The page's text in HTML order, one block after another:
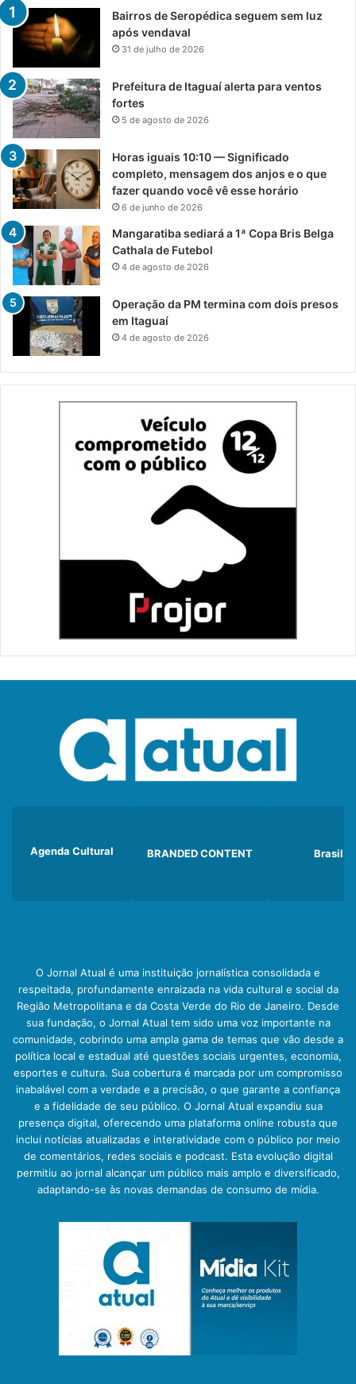
Bairros de Seropédica seguem sem luz
após vendaval
31 de julho de 2026
Prefeitura de Itaguaí alerta para ventos
fortes
5 de agosto de 2026
Horas iguais 10:10 — Significado
completo, mensagem dos anjos e o que
fazer quando você vê esse horário
6 de junho de 2026
Mangaratiba sediará a 1ª Copa Bris Belga
Cathala de Futebol
4 de agosto de 2026
Operação da PM termina com dois presos
em Itaguaí
4 de agosto de 2026
Agenda Cultural BRANDED CONTENT Brasil
O Jornal Atual é uma instituição jornalística consolidada e
respeitada, profundamente enraizada na vida cultural e social da
Região Metropolitana e da Costa Verde do Rio de Janeiro. Desde
sua fundação, o Jornal Atual tem sido uma voz importante na
comunidade, cobrindo uma ampla gama de temas que vão desde a
política local e estadual até questões sociais urgentes, economia,
esportes e cultura. Sua cobertura é marcada por um compromisso
inabalável com a verdade e a precisão, o que garante a confiança
e a fidelidade de seu público. O Jornal Atual expandiu sua
presença digital, oferecendo uma plataforma online robusta que
inclui notícias atualizadas e interatividade com o público por meio
de comentários, redes sociais e podcast. Esta evolução digital
permitiu ao jornal alcançar um público mais amplo e diversificado,
adaptando-se às novas demandas de consumo de mídia.